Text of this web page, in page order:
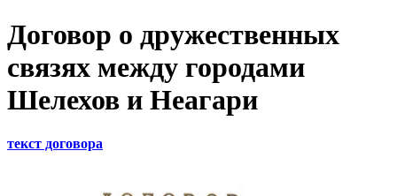
Договор о дружественных
связях между городами
Шелехов и Неагари
текст договора